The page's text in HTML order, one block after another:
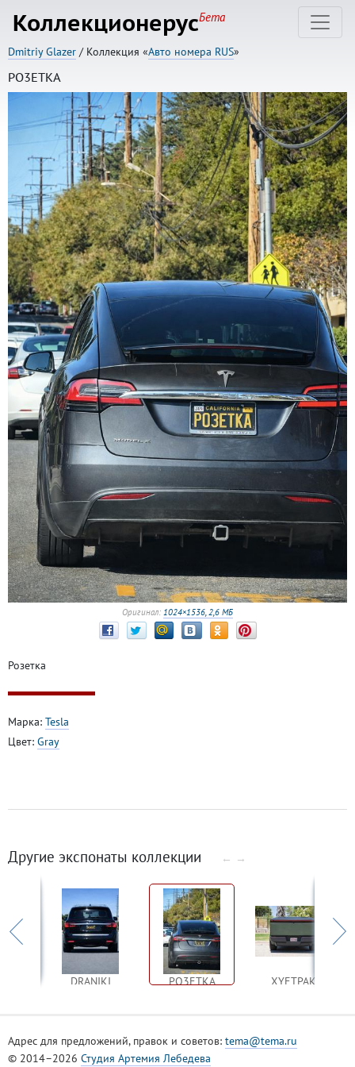
КоллекционерусБета
Dmitriy Glazer / Коллекция «Авто номера RUS»
PO3ETKA
Оригинал: 1024×1536, 2,6 МБ
Розетка
Марка: Tesla
Цвет: Gray
Другие экспонаты коллекции ← →
DRANIKI PO3ETKA XYETPAK
Адрес для предложений, правок и советов: tema@tema.ru
© 2014–2026 Студия Артемия Лебедева